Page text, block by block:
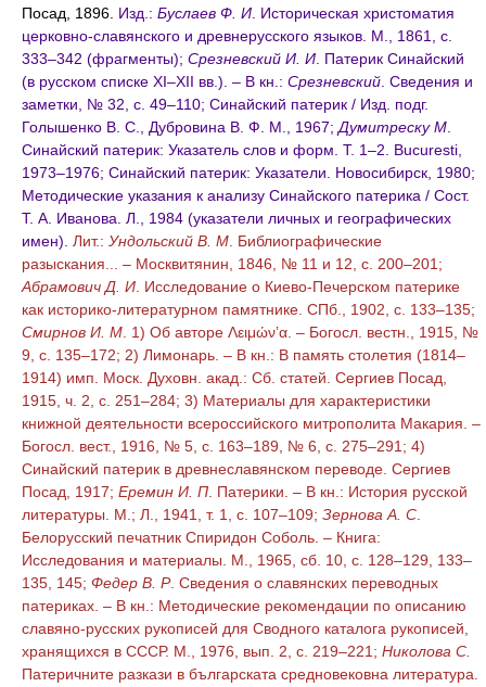
Посад, 1896. Изд.: Буслаев Ф. И . Историческая христоматия
церковно-славянского и древнерусского языков. М., 1861, с.
333–342 (фрагменты); Срезневский И. И . Патерик Синайский
(в русском списке XI–XII вв.). – В кн.: Срезневский . Сведения и
заметки, № 32, с. 49–110; Синайский патерик / Изд. подг.
Голышенко В. С., Дубровина В. Ф. М., 1967; Думитреску М
Синайский патерик: Указатель слов и форм. Т. 1–2. Bucuresti,
1973–1976; Синайский патерик: Указатели. Новосибирск, 1980;
Методические указания к анализу Синайского патерика / Сост.
Т. А. Иванова. Л., 1984 (указатели личных и географических
имен). Лит.: Ундольский В. М . Библиографические
разыскания... – Москвитянин, 1846, № 11 и 12, с. 200–201;
Абрамович Д. И . Исследование о Киево-Печерском патерике
как историко-литературном памятнике. СПб., 1902, с. 133–135;
Смирнов И. М . 1) Об авторе Λειμών’α. – Богосл. вестн., 1915, №
9, с. 135–172; 2) Лимонарь. – В кн.: В память столетия (1814–
1914) имп. Моск. Духовн. акад.: Сб. статей. Сергиев Посад,
1915, ч. 2, с. 251–284; 3) Материалы для характеристики
книжной деятельности всероссийского митрополита Макария. –
Богосл. вест., 1916, № 5, с. 163–189, № 6, с. 275–291; 4)
Синайский патерик в древнеславянском переводе. Сергиев
Посад, 1917; Еремин И. П . Патерики. – В кн.: История русской
литературы. М.; Л., 1941, т. 1, с. 107–109; Зернова А. С
Белорусский печатник Спиридон Соболь. – Книга:
Исследования и материалы. М., 1965, сб. 10, с. 128–129, 133–
135, 145; Федер В. Р. Сведения о славянских переводных
патериках. – В кн.: Методические рекомендации по описанию
славяно-русских рукописей для Сводного каталога рукописей,
хранящихся в СССР. М., 1976, вып. 2, с. 219–221; Николова С.
Патеричните разкази в българската средновековна литература.